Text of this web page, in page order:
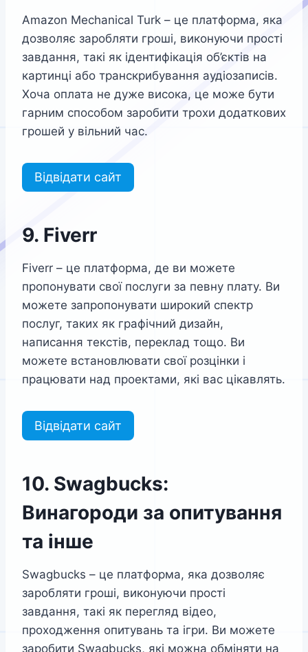
Amazon Mechanical Turk – це платформа, яка
дозволяє заробляти гроші, виконуючи прості
завдання, такі як ідентифікація об’єктів на
картинці або транскрибування аудіозаписів.
Хоча оплата не дуже висока, це може бути
гарним способом заробити трохи додаткових
грошей у вільний час.
Відвідати сайт
9. Fiverr
Fiverr – це платформа, де ви можете
пропонувати свої послуги за певну плату. Ви
можете запропонувати широкий спектр
послуг, таких як графічний дизайн,
написання текстів, переклад тощо. Ви
можете встановлювати свої розцінки і
працювати над проектами, які вас цікавлять.
Відвідати сайт
10. Swagbucks:
Винагороди за опитування
та інше
Swagbucks – це платформа, яка дозволяє
заробляти гроші, виконуючи прості
завдання, такі як перегляд відео,
проходження опитувань та ігри. Ви можете
заробити Swagbucks, які можна обміняти на